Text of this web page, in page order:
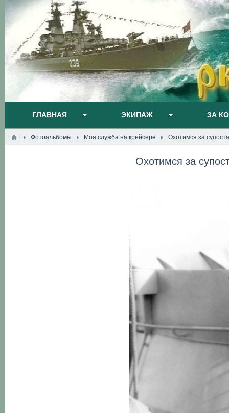
ГЛАВНАЯ ЭКИПАЖ ЗА
Фотоальбомы Моя служба на крейсере Охотимся за
Охотимся за